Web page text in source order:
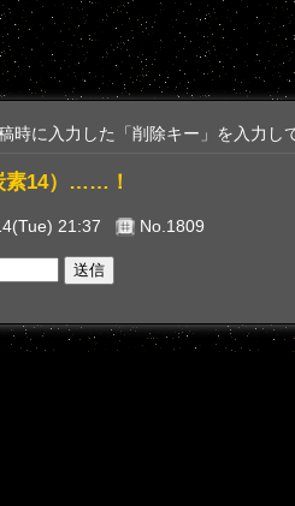
時に入力した「削除キー」を入力し
素14）……！
21:37 No.1809